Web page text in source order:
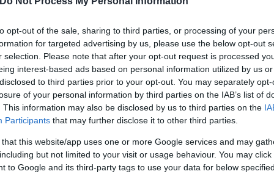
opt-out of the sale, sharing to third parties, or processing of your
for targeted advertising by us, please use the below opt-out
selection. Please note that after your opt-out request is processed
interest-based ads based on personal information utilized by us
to third parties prior to your opt-out. You may separately
of your personal information by third parties on the IAB’s list of
This information may also be disclosed by us to third parties on the
Participants that may further disclose it to other third parties.
that this website/app uses one or more Google services and may
but not limited to your visit or usage behaviour. You may
to Google and its third-party tags to use your data for below
? Πυρκαγιά στην περιοχή σας ‼️ Ακολουθείτε τις οδηγίες των Αρχών ℹ️
July 27, 2023
φυλασσόταν από πυροσβεστικά οχήματα. Το στρατόπεδο έχει
Mέσα σε λίγα λεπτά, έφυγαν οι κάτοικοι από τον Άγιο
να εκκενώσουν τις περιοχές τους.
προς στη Νέα Αγχίαλο για